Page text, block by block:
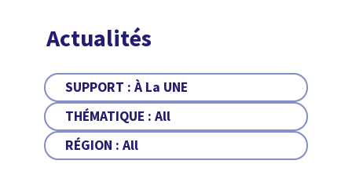
Actualités
SUPPORT :À La UNE
THÉMATIQUE :All
RÉGION :All